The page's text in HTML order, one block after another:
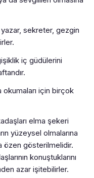
sekreter, gezgin
iç güdülerini
okumaları için birçok
elma şekeri
yüzeysel olmalarına
özen gösterilmelidir.
konuştuklarını
azar işitebilirler.